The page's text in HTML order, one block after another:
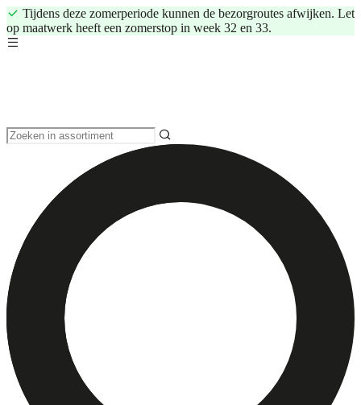
Tijdens deze zomerperiode kunnen de bezorgroutes afwijken. Let
op maatwerk heeft een zomerstop in week 32 en 33.